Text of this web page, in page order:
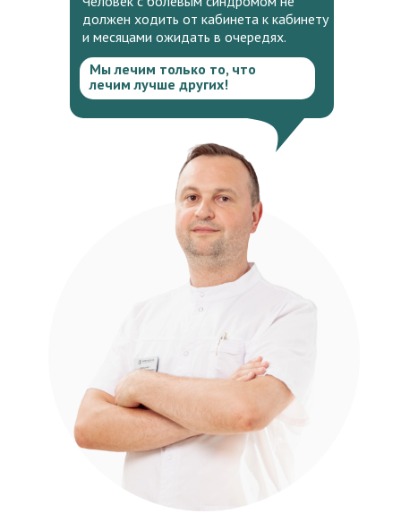
должен ходить от кабинета к кабинету
и месяцами ожидать в очередях.
Мы лечим только то, что
лечим лучше других!